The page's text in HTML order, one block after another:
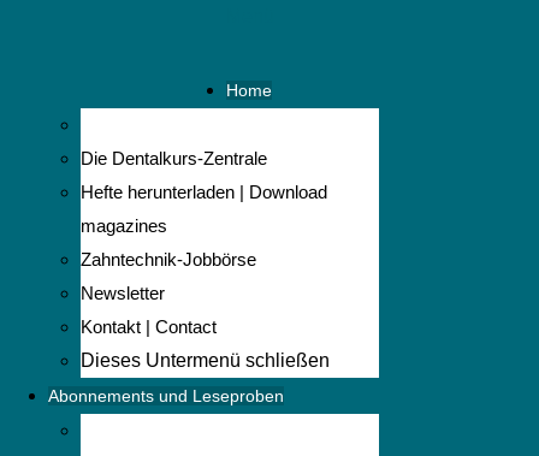
Home
Die Dentalkurs-Zentrale
Hefte herunterladen | Download
magazines
Zahntechnik-Jobbörse
Newsletter
Kontakt | Contact
Dieses Untermenü schließen
Abonnements und Leseproben